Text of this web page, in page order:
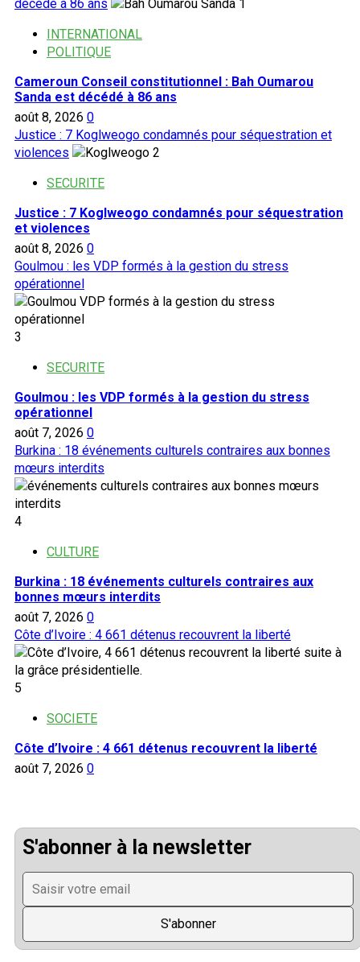
décédé à 86 ans
1
INTERNATIONAL
POLITIQUE
Cameroun Conseil constitutionnel : Bah Oumarou
Sanda est décédé à 86 ans
août 8, 2026 0
Justice : 7 Koglweogo condamnés pour séquestration et
violences
2
SECURITE
Justice : 7 Koglweogo condamnés pour séquestration
et violences
août 8, 2026 0
Goulmou : les VDP formés à la gestion du stress
opérationnel
3
SECURITE
Goulmou : les VDP formés à la gestion du stress
opérationnel
août 7, 2026 0
Burkina : 18 événements culturels contraires aux bonnes
mœurs interdits
4
CULTURE
Burkina : 18 événements culturels contraires aux
bonnes mœurs interdits
août 7, 2026 0
Côte d’Ivoire : 4 661 détenus recouvrent la liberté
5
SOCIETE
Côte d’Ivoire : 4 661 détenus recouvrent la liberté
août 7, 2026 0
S'abonner à la newsletter